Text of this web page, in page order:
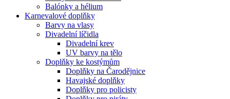
Balónky a hélium
Karnevalové doplňky
Barvy na vlasy
Divadelní líčidla
Divadelní krev
UV barvy na tělo
Doplňky ke kostýmům
Doplňky na Čarodějnice
Havajské doplňky
Doplňky pro policisty